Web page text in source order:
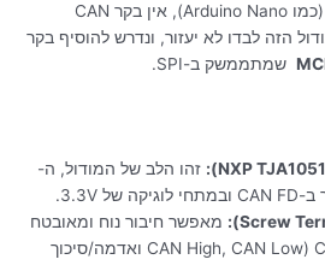
במעבדים פשוטים יותר (כמו Arduino Nano), אין בקר CAN
הזה לבדו לא יעזור, ונדרש להוסיף בקר
שמתממשק ב-SPI.
זהו הלב של המודול, ה-
מאפשר חיבור נוח ומאובטח
של חוטי רשת ה-CAN (CAN High, CAN Low ואדמה/סיכוך